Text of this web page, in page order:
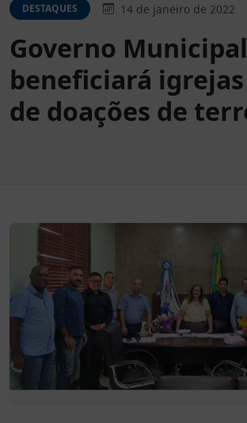
DESTAQUES 14 de janeiro de 2022
Governo Municipal
beneficiará
de doações de